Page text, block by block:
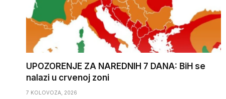
UPOZORENJE ZA NAREDNIH 7 DANA: BiH se
nalazi u crvenoj zoni
7 KOLOVOZA, 2026